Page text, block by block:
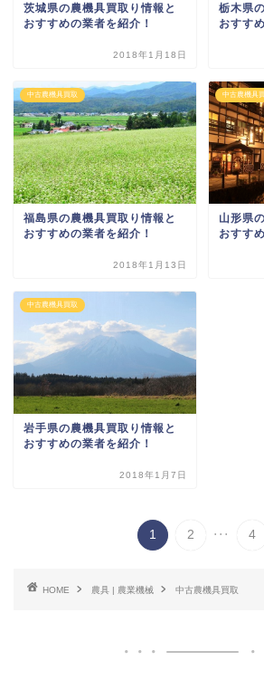
茨城県の農機具買取り情報と
おすすめの業者を紹介！
2018年1月18日
栃木県
おすす
中古農機具買取
福島県の農機具買取り情報と
おすすめの業者を紹介！
2018年1月13日
中古農機具
山形県
おすす
中古農機具買取
岩手県の農機具買取り情報と
おすすめの業者を紹介！
2018年1月7日
1 2 ... 4
HOME 農具 | 農業機械 中古農機具買取